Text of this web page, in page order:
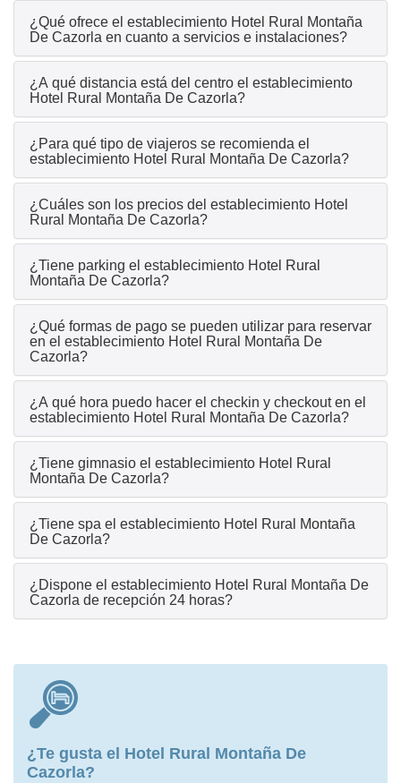
¿Qué ofrece el establecimiento Hotel Rural Montaña
De Cazorla en cuanto a servicios e instalaciones?
¿A qué distancia está del centro el establecimiento
Hotel Rural Montaña De Cazorla?
¿Para qué tipo de viajeros se recomienda el
establecimiento Hotel Rural Montaña De Cazorla?
¿Cuáles son los precios del establecimiento Hotel
Rural Montaña De Cazorla?
¿Tiene parking el establecimiento Hotel Rural
Montaña De Cazorla?
¿Qué formas de pago se pueden utilizar para reservar
en el establecimiento Hotel Rural Montaña De
Cazorla?
¿A qué hora puedo hacer el checkin y checkout en el
establecimiento Hotel Rural Montaña De Cazorla?
¿Tiene gimnasio el establecimiento Hotel Rural
Montaña De Cazorla?
¿Tiene spa el establecimiento Hotel Rural Montaña
De Cazorla?
¿Dispone el establecimiento Hotel Rural Montaña De
Cazorla de recepción 24 horas?
¿Te gusta el Hotel Rural Montaña De
Cazorla?